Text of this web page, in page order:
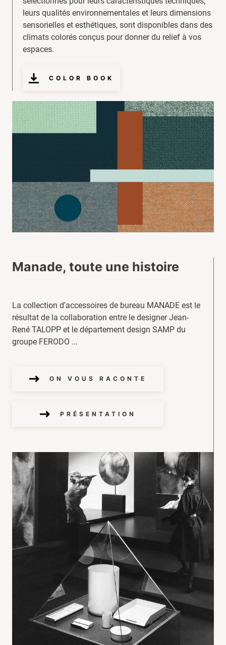
leurs qualités environnementales et leurs dimensions
sensorielles et esthétiques, sont disponibles dans des
climats colorés conçus pour donner du relief à vos
espaces.
COLOR BOOK
Manade, toute une histoire
La collection d'accessoires de bureau MANADE est le
résultat de la collaboration entre le designer Jean-
René TALOPP et le département design SAMP du
groupe FERODO ...
ON VOUS RACONTE
PRÉSENTATION